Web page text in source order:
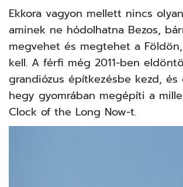
Ekkora vagyon mellett nincs
aminek ne hódolhatna Bezos,
megvehet és megtehet a
kell. A férfi még 2011-ben
grandiózus építkezésbe kezd,
hegy gyomrában megépíti a
Clock of the Long Now-t.